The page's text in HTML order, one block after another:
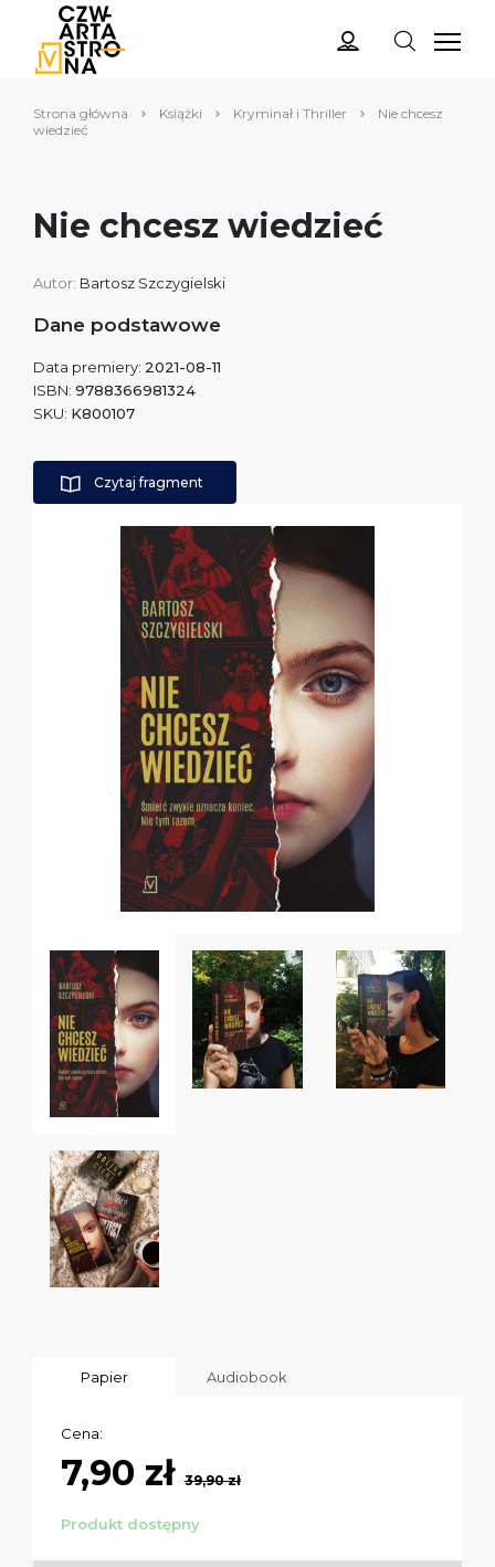
Strona główna Książki Kryminał i Thriller
Nie chcesz
wiedzieć
Nie chcesz wiedzieć
Autor: Bartosz Szczygielski
Dane podstawowe
Data premiery: 2021-08-11
ISBN: 9788366981324
SKU: K800107
Czytaj fragment
Papier Audiobook
Cena:
7,90 zł 39,90 zł
Produkt dostępny